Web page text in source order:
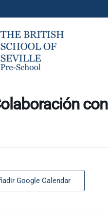
Google Calendar